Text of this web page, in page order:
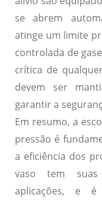
se abrem
atinge um limite
controlada de
crítica de
devem ser
garantir a
Em resumo, a
pressão é
a eficiência dos
vaso tem suas
aplicações, e é